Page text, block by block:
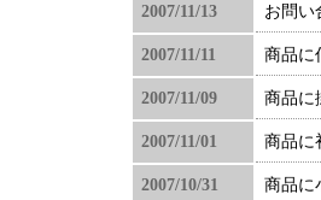
2007/11/13 お問い
2007/11/11 商品に
2007/11/09 商品に
2007/11/01 商品に
2007/10/31 商品に